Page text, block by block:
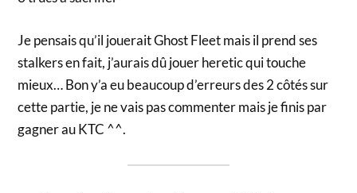
Je pensais qu’il jouerait Ghost Fleet mais il prend ses
stalkers en fait, j’aurais dû jouer heretic qui touche
mieux… Bon y’a eu beaucoup d’erreurs des 2 côtés sur
cette partie, je ne vais pas commenter mais je finis par
gagner au KTC ^^.